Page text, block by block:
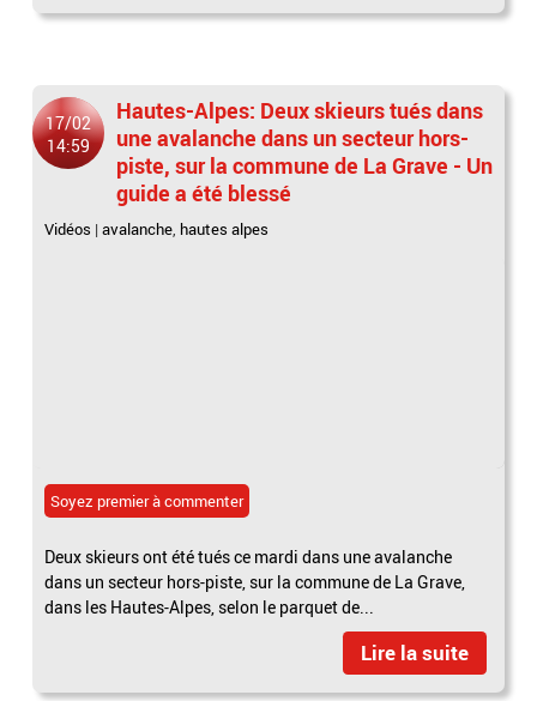
17/02
14:59
Hautes-Alpes: Deux skieurs tués dans
une avalanche dans un secteur hors-
piste, sur la commune de La Grave - Un
guide a été blessé
Vidéos |avalanche, hautes alpes
Soyez premier à commenter
Deux skieurs ont été tués ce mardi dans une avalanche
dans un secteur hors-piste, sur la commune de La Grave,
dans les Hautes-Alpes, selon le parquet de...
Lire la suite